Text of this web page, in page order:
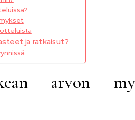
ja ratkaisut?
arvon